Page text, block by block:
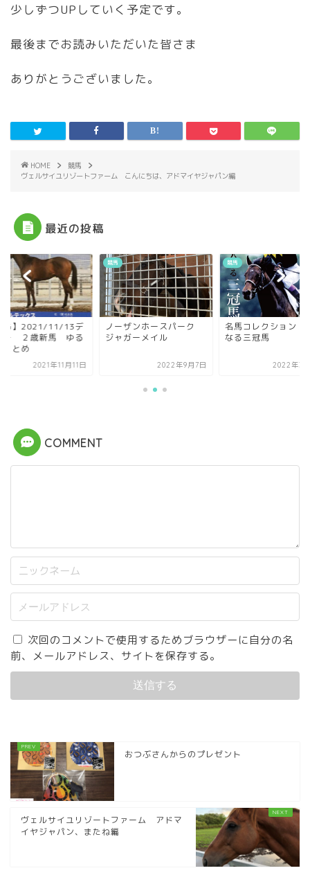
少しずつUPしていく予定です。
最後までお読みいただいた皆さま
ありがとうございました。
HOME
競馬
ヴェルサイユリゾートファーム こんにちは、アドマイヤジャパン編
最近の投稿
】2021/11/13デ
ー ２歳新馬 ゆる
まとめ
2021年11月11日
競馬
ノーザンホースパーク
ジャガーメイル
2022年9月7日
競馬
名馬コレクション
なる三冠馬
2022年3
COMMENT
次回のコメントで使用するためブラウザーに自分の名
前、メールアドレス、サイトを保存する。
おつぶさんからのプレゼント
ヴェルサイユリゾートファーム アドマ
イヤジャパン、またね編